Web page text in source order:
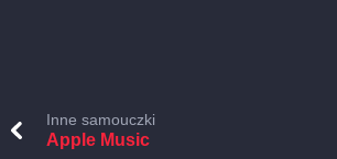
Inne samouczki
Apple Music